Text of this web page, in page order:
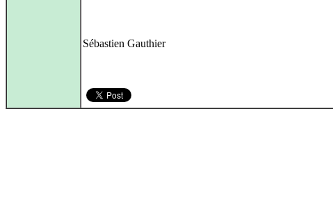
Sébastien Gauthier